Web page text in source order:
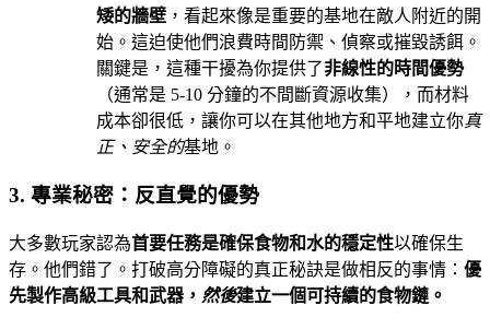
矮的牆壁 ，看起來像是重要的基地在敵人附近的開
始。這迫使他們浪費時間防禦、偵察或摧毀誘餌。
關鍵是，這種干擾為你提供了非線性的時間優勢
（通常是 5-10 分鐘的不間斷資源收集），而材料
成本卻很低，讓你可以在其他地方和平地建立你真
正、安全的基地。
3. 專業秘密：反直覺的優勢
大多數玩家認為首要任務是確保食物和水的穩定性以確保生
存。他們錯了。打破高分障礙的真正秘訣是做相反的事情： 優
先製作高級工具和武器， 然後建立一個可持續的食物鏈。